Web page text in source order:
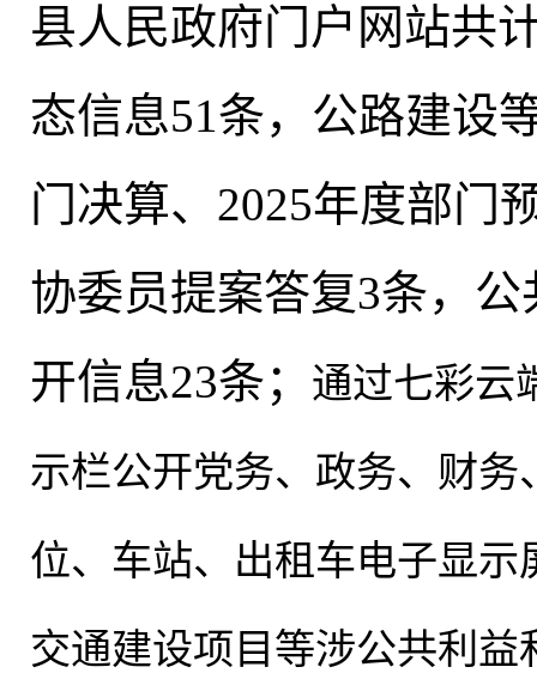
县人民政府门户网站共
态信息51条，公路建设
门决算、2025年度部门
协委员提案答复3条，
开信息23条；
通过七彩云
示栏公开党务、政务、财
位、车站、出租车电子显
交通建设项目等涉公共利